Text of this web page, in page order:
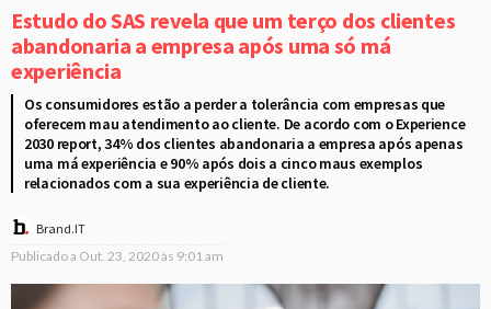
Estudo do SAS revela que um terço dos clientes
abandonaria a empresa após uma só má
experiência
Os consumidores estão a perder a tolerância com empresas que
oferecem mau atendimento ao cliente. De acordo com o Experience
2030 report, 34% dos clientes abandonaria a empresa após apenas
uma má experiência e 90% após dois a cinco maus exemplos
relacionados com a sua experiência de cliente.
Brand.IT
Publicado a Out. 23, 2020 às 9:01 am